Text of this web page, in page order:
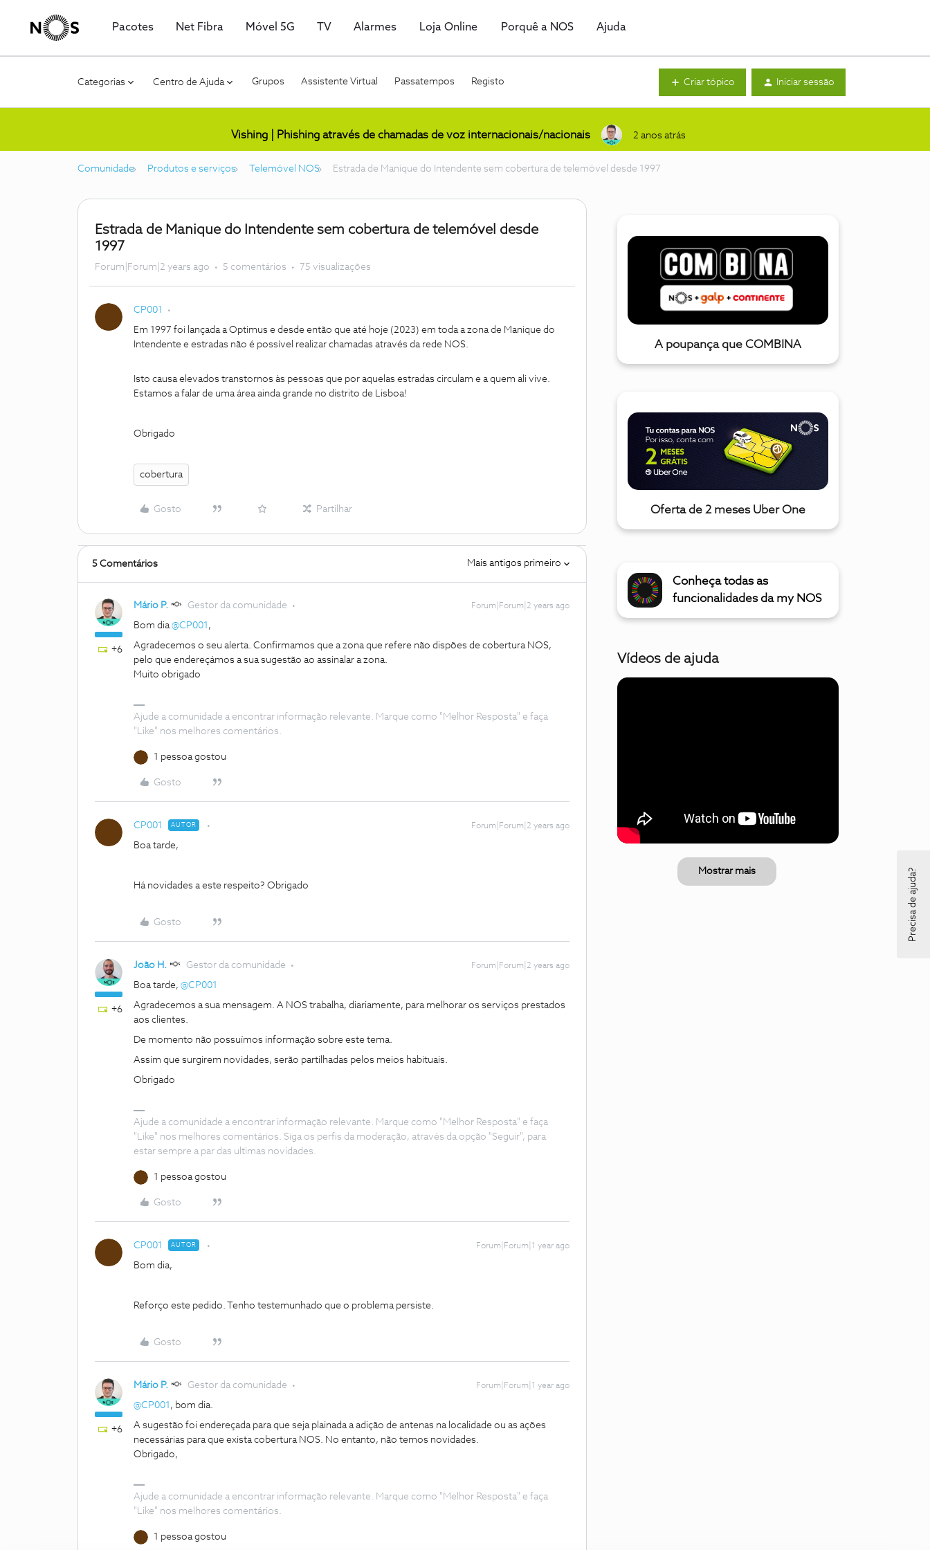
Pacotes Net Fibra Móvel 5G TV Alarmes Loja Online Porquê a NOS Ajuda
Categorias Centro de Ajuda Grupos Assistente Virtual Passatempos Registo Criar tópico Iniciar sessão
Vishing | Phishing através de chamadas de voz internacionais/nacionais 2 anos atrás
Comunidade Produtos e serviços Telemóvel NOS Estrada de Manique do Intendente sem cobertura de telemóvel desde 1997
Estrada de Manique do Intendente sem cobertura de telemóvel desde
1997
Forum|Forum|2 years ago 5 comentários 75 visualizações
CP001
Em 1997 foi lançada a Optimus e desde então que até hoje (2023) em toda a zona de Manique do
Intendente e estradas não é possível realizar chamadas através da rede NOS.
Isto causa elevados transtornos às pessoas que por aquelas estradas circulam e a quem ali vive.
Estamos a falar de uma área ainda grande no distrito de Lisboa!
Obrigado
cobertura
Gosto Partilhar
5 Comentários Mais antigos primeiro
+6
Mário P. Gestor da comunidade Forum|Forum|2 years ago
Bom dia@CP001 ,
Agradecemos o seu alerta. Confirmamos que a zona que refere não dispões de cobertura NOS,
pelo que endereçámos a sua sugestão ao assinalar a zona.
Muito obrigado
Ajude a comunidade a encontrar informação relevante. Marque como "Melhor Resposta" e faça
"Like" nos melhores comentários.
1 pessoa gostou
Gosto
CP001 AUTOR Forum|Forum|2 years ago
Boa tarde,
Há novidades a este respeito? Obrigado
Gosto
+6
João H. Gestor da comunidade Forum|Forum|2 years ago
Boa tarde, @CP001
Agradecemos a sua mensagem. A NOS trabalha, diariamente, para melhorar os serviços prestados
aos clientes.
​De momento não possuímos informação sobre este tema.
Assim que surgirem novidades, serão partilhadas pelos meios habituais.
Obrigado
Ajude a comunidade a encontrar informação relevante. Marque como "Melhor Resposta" e faça
"Like" nos melhores comentários. Siga os perfis da moderação, através da opção "Seguir", para
estar sempre a par das ultimas novidades.
1 pessoa gostou
Gosto
CP001 AUTOR Forum|Forum|1 year ago
Bom dia,
Reforço este pedido. Tenho testemunhado que o problema persiste.
Gosto
+6
Mário P. Gestor da comunidade Forum|Forum|1 year ago
@CP001 , bom dia.
A sugestão foi endereçada para que seja plainada a adição de antenas na localidade ou as ações
necessárias para que exista cobertura NOS. No entanto, não temos novidades.
Obrigado,
Ajude a comunidade a encontrar informação relevante. Marque como "Melhor Resposta" e faça
"Like" nos melhores comentários.
1 pessoa gostou
A poupança que COMBINA
Oferta de 2 meses Uber One
Conheça todas as
funcionalidades da my NOS
Vídeos de ajuda
Mostrar mais Precisa de ajuda?